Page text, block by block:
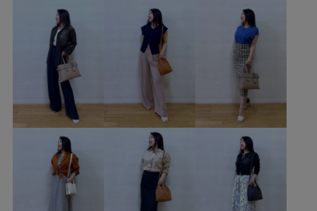
ROPÉ_オフィスカジュアル ROPE_スタイルアップボトム
ROPÉ_美人スカート Spring BLOUSE Spring TOPS
Sサイズフェア対象 Wbottoms_pickup Web限定
YBAG_2026spring_pr Y_BAG
きちんと感 なめらか ふんわり
インナー インナーキャミソール
オフィスカジュアル カジュアル カップ付き